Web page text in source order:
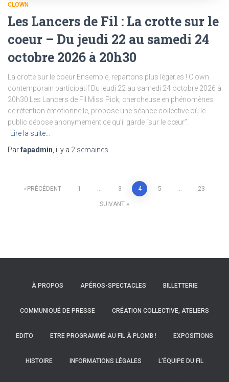
CLOWN
Les Lancers de Fil : La crotte sur le
coeur – Du jeudi 22 au samedi 24
octobre 2026 à 20h30
La crotte sur le coeur Ensemble, repartons plus léger.es ! Clown
contemporain participatif Du jeudi 22 au samedi 24 octobre 2026 à
20h30 Les Lancers de Fil Miss Pick, chercheuse en phénomènes
de rétention émotionnelle, propose une séance collective où le
public dépose anonymement ce qu’il garde “sur le cœur”.
Lire la suite…
Parfapadmin , il y a 2 semaines
Navigation
PRÉCÉDENT 1 3 4 5 23
SUIVANT
À PROPOS APÉROS-SPECTACLES BILLETTERIE
COMMUNIQUÉ DE PRESSE CRÉATION COLLECTIVE, ATELIERS
EDITO ETRE PROGRAMMÉ AU FIL À PLOMB ! EXPOSITIONS
HISTOIRE INFORMATIONS LÉGALES L’ÉQUIPE DU FIL